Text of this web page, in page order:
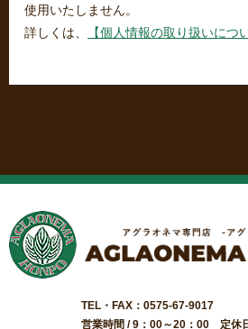
使用いたしません。
詳しくは、
【個人情報の取り扱いにつ
TEL・FAX：0575-67-9017
営業時間 / 9：00～20：00 定休